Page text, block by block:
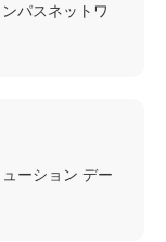
パスネットワ
ーション デー